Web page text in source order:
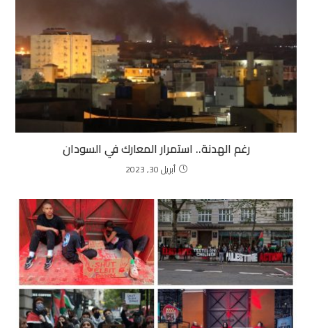
رغم الهدنة.. استمرار المعارك في السودان
أبريل 30, 2023